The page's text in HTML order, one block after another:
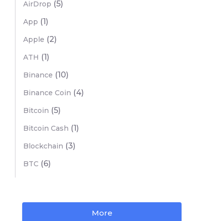
AirDrop (5)
App (1)
Apple (2)
ATH (1)
Binance (10)
Binance Coin (4)
Bitcoin (5)
Bitcoin Cash (1)
Blockchain (3)
BTC (6)
More